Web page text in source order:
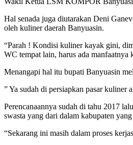
Hal senada juga diutarakan Deni
oleh kuliner daerah Banyuasin.
“Parah ! Kondisi kuliner kayak gini,
WC tempat lain, harus ada manfaatnya
Menangapi hal itu bupati Banyuasin
” Ya sudah di persiapkan pasar kuliner
Perencanaannya sudah di tahu 2017
swasta yang dari dalam kabupaten
“Sekarang ini masih dalam proses